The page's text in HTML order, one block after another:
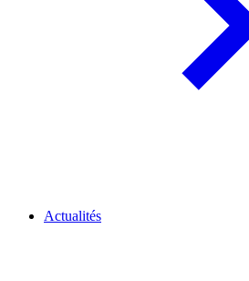
Actualités